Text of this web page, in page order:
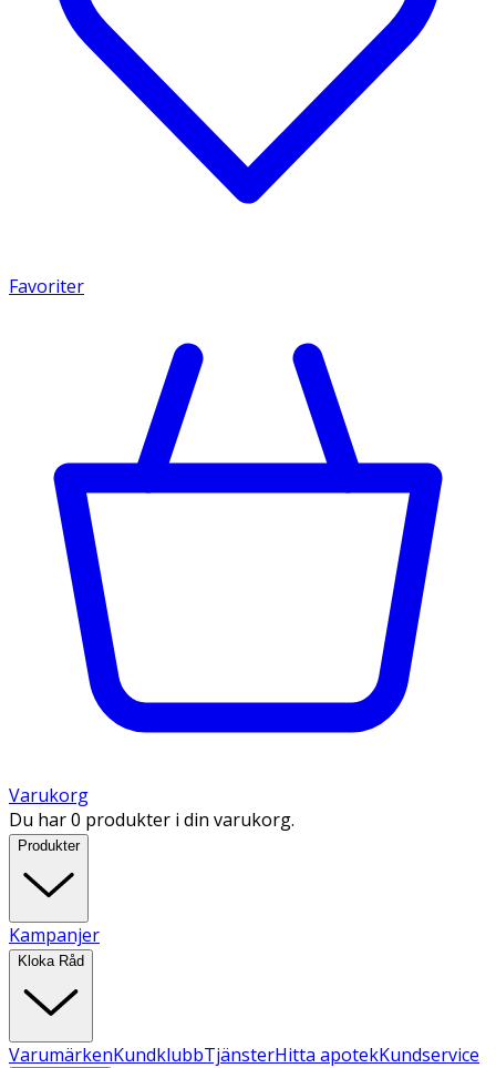
Favoriter
Varukorg
Du har 0 produkter i din varukorg.
Produkter
Kampanjer
Kloka Råd
VarumärkenKundklubbTjänsterHitta apotekKundservice